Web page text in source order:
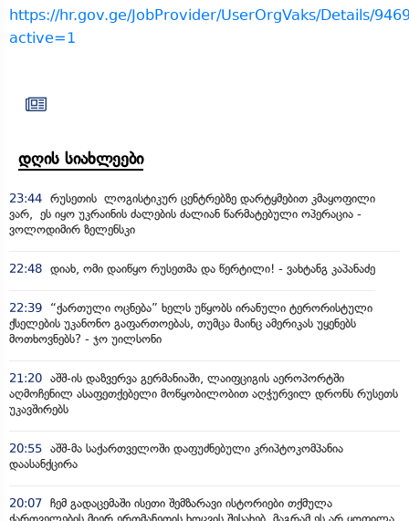
https://hr.gov.ge/JobProvider/UserOrgVaks/Details/
active=1
დღის სიახლეები
23:44 რუსეთის ლოგისტიკურ ცენტრებზე დარტყმებით კმაყოფილი
ვარ, ეს იყო უკრაინის ძალების ძალიან წარმატებული ოპერაცია -
ვოლოდიმირ ზელენსკი
22:48 დიახ, ომი დაიწყო რუსეთმა და წერტილი! - ვახტანგ კაპანაძე
22:39
“ქართული ოცნება” ხელს უწყობს ირანული ტერორისტული
ქსელების უკანონო გაფართოებას, თუმცა მაინც ამერიკას უყენებს
მოთხოვნებს? - ჯო უილსონი
21:20 აშშ-ის დაზვერვა გერმანიაში, ლაიფციგის აეროპორტში
აღმოჩენილ ასაფეთქებელი მოწყობილობით აღჭურვილ დრონს რუსეთს
უკავშირებს
20:55 აშშ-მა საქართველოში დაფუძნებული კრიპტოკომპანია
დაასანქცირა
20:07 ჩემ გადაცემაში ისეთი შემზარავი ისტორიები თქმულა